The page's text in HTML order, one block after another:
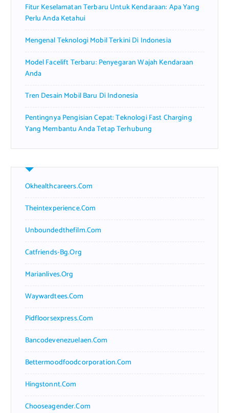
:Fitur Keselamatan Terbaru Untuk Kendaraan: Apa Yang
Perlu Anda Ketahui
Mengenal Teknologi Mobil Terkini Di Indonesia
Model Facelift Terbaru: Penyegaran Wajah Kendaraan
Anda
Tren Desain Mobil Baru Di Indonesia
Pentingnya Pengisian Cepat: Teknologi Fast Charging
Yang Membantu Anda Tetap Terhubung
Okhealthcareers.com
Theintexperience.com
Unboundedthefilm.com
Catfriends-Bg.org
Marianlives.org
Waywardtees.com
Pidfloorsexpress.com
Bancodevenezuelaen.com
Bettermoodfoodcorporation.com
Hingstonnt.com
Chooseagender.com